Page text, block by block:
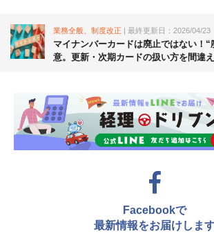
業務全般、制度改正 | 最終更新日：2026/04/23
マイナンバーカードは廃止ではない！
意。更新・次期カードの扱い方を間違
Facebookで
最新情報をお届けしま